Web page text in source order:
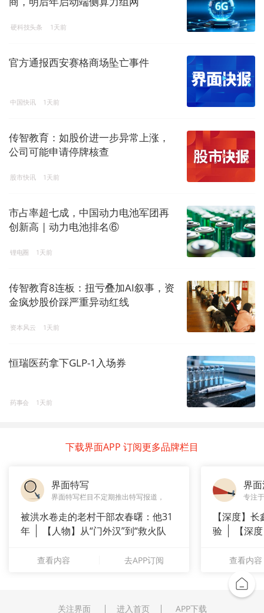
硬科技头条 1天前
官方通报西安赛格商场坠亡事件
中国快讯 1天前
传智教育：如股价进一步异常上涨，
公司可能申请停牌核查
股市快讯 1天前
市占率超七成，中国动力电池军团再
创新高 | 动力电池排名⑥
锂电圈 1天前
传智教育8连板：扭亏叠加AI叙事，资
金疯炒股价踩严重异动红线
资本风云 1天前
恒瑞医药拿下GLP-1入场券
药事会 1天前
下载界面APP 订阅更多品牌栏目
界面特写
界面特写栏目不定期推出特写报道，
被洪水卷走的老村干部农春曙：他31
年
【人物】从“门外汉”到“救火队
查看内容 去APP订阅
界
专注
【深度】
验
【深
查看内容
关注界面 进入首页 APP下载